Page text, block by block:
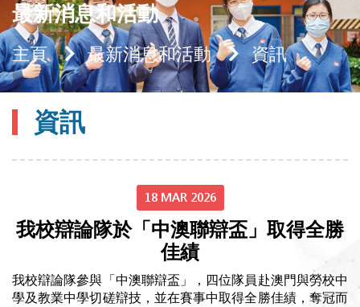
最新消息和活動
主頁 最新消息和活動 資訊
資訊
18 MAR 2026
我校辯論隊於「中澳聯辯盃」取得全勝
佳績
我校辯論隊參與「中澳聯辯盃」，四位隊員赴澳門與勞校中
學及教業中學切磋辯技，並在賽事中取得全勝佳績，奪冠而